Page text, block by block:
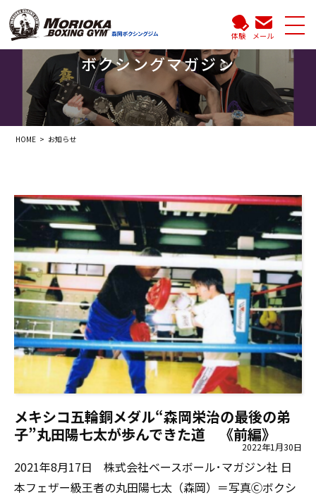
体験 メール
ボクシングマガジン
HOME お知らせ
メキシコ五輪銅メダル“森岡栄治の最後の弟
子”丸田陽七太が歩んできた道 《前編》
2022年1月30日
2021年8月17日 株式会社ベースボール･マガジン社 日
本フェザー級王者の丸田陽七太（森岡）＝写真Ⓒボクシ